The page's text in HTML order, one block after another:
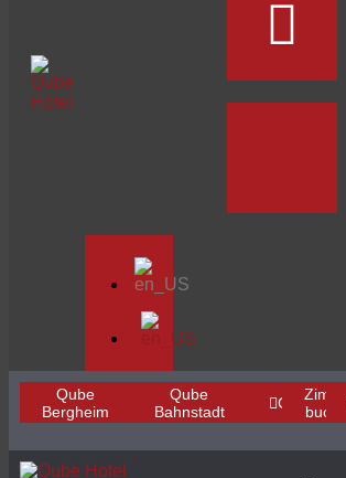
Qube
Bergheim
Qube
Bahnstadt
Gutschein